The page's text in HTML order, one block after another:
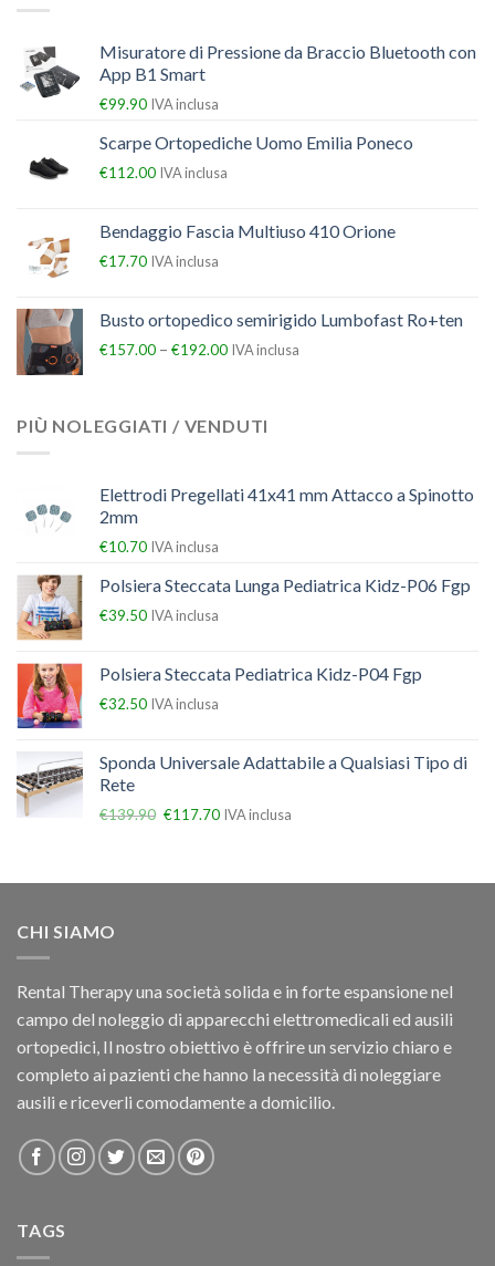
Misuratore di Pressione da Braccio Bluetooth con
App B1 Smart
€99.90 IVA inclusa
Scarpe Ortopediche Uomo Emilia Poneco
€112.00 IVA inclusa
Bendaggio Fascia Multiuso 410 Orione
€17.70 IVA inclusa
Busto ortopedico semirigido Lumbofast Ro+ten
€157.00 – €192.00 IVA inclusa
PIÙ NOLEGGIATI / VENDUTI
Elettrodi Pregellati 41x41 mm Attacco a Spinotto
2mm
€10.70 IVA inclusa
Polsiera Steccata Lunga Pediatrica Kidz-P06 Fgp
€39.50 IVA inclusa
Polsiera Steccata Pediatrica Kidz-P04 Fgp
€32.50 IVA inclusa
Sponda Universale Adattabile a Qualsiasi Tipo di
Rete
€139.90 €117.70 IVA inclusa
CHI SIAMO
Rental Therapy una società solida e in forte espansione nel
campo del noleggio di apparecchi elettromedicali ed ausili
ortopedici, Il nostro obiettivo è offrire un servizio chiaro e
completo ai pazienti che hanno la necessità di noleggiare
ausili e riceverli comodamente a domicilio.
TAGS